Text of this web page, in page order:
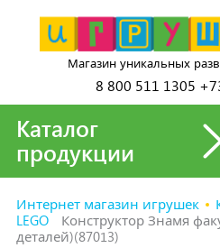
Магазин уникальных
8 800 511 1305
Каталог
продукции
Интернет магазин игрушек
LEGO
Конструктор Знамя
деталей)(87013)